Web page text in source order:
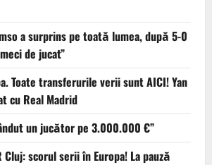
a surprins pe toată lumea, după 5-0
de jucat”
Toate transferurile verii sunt AICI! Yan
cu Real Madrid
un jucător pe 3.000.000 €”
Cluj: scorul serii în Europa! La pauză